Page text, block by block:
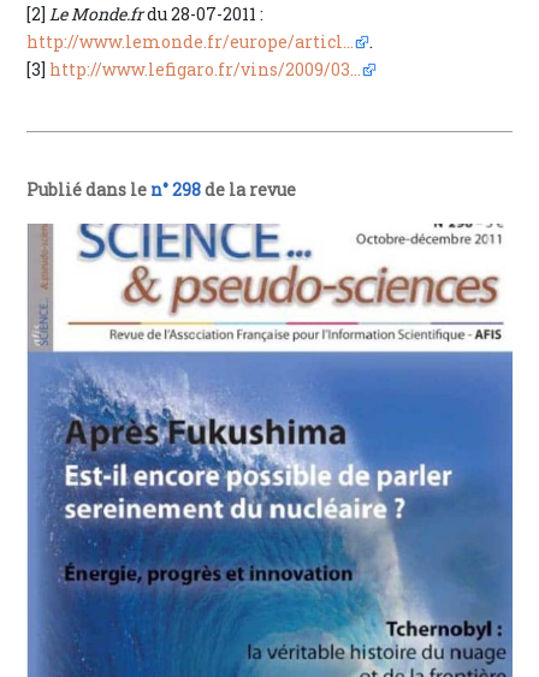
[2]Le Monde.frdu 28-07-2011 :
http://www.lemonde.fr/europe/articl...
.
[3] http://www.lefigaro.fr/vins/2009/03...
Publié dans le n° 298de la revue